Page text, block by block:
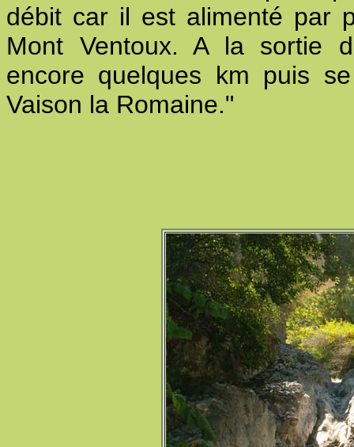
débit car il est alimenté par
Mont Ventoux. A la sortie
encore quelques km puis
Vaison la Romaine."